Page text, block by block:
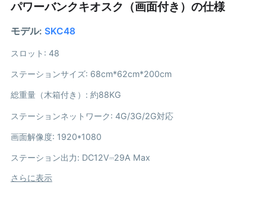
パワーバンクキオスク（画面付き）の仕様
モデル: SKC48
スロット: 48
ステーションサイズ: 68cm*62cm*200cm
総重量（木箱付き）: 約88KG
ステーションネットワーク: 4G/3G/2G対応
画面解像度: 1920*1080
ステーション出力: DC12V⎓29A Max
さらに表示